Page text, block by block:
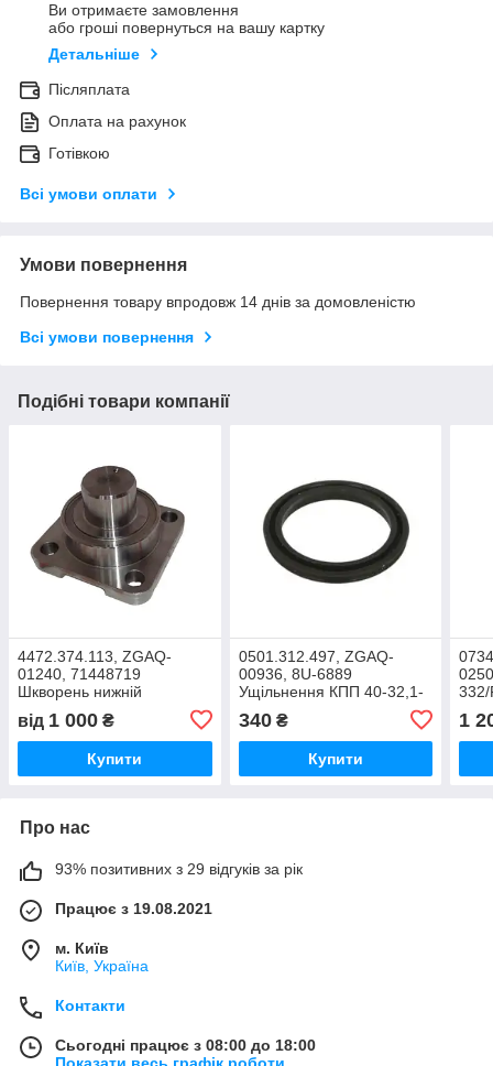
Ви отримаєте замовлення
або гроші повернуться на вашу картку
Детальніше
Післяплата
Оплата на рахунок
Готівкою
Всі умови оплати
Умови повернення
Повернення товару впродовж 14 днів за домовленістю
Всі умови повернення
Подібні товари компанії
4472.374.113, ZGAQ-
01240, 71448719
Шкворень нижній
від 1 000 ₴
Купити
0501.312.497, ZGAQ-
00936, 8U-6889
Ущільнення КПП 40-32,1-
340₴
Купити
332/
1
Про нас
93% позитивних з 29 відгуків за рік
Працює з 19.08.2021
м. Київ
Київ, Україна
Контакти
Сьогодні працює з 08:00 до 18:00